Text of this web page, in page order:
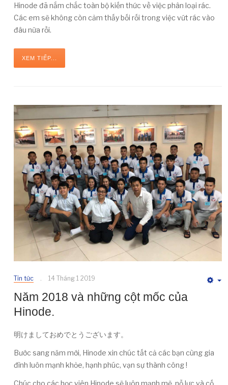
Hinode đã nắm chắc toàn bộ kiến thức về việc phân loại rác.
Các em sẽ không còn cảm thấy bối rối trong việc vứt rác vào
đâu nữa rồi.
XEM TIẾP...
Tin tức 14 Tháng 1 2019
Năm 2018 và những cột mốc của
Hinode.
明けましておめでとうございます。
Bước sang năm mới, Hinode xin chúc tất cả các bạn cùng gia
đình luôn mạnh khỏe, hạnh phúc, vạn sự thành công !
Chúc cho các học viên Hinode sẽ luôn mạnh mẽ, nỗ lực và cố